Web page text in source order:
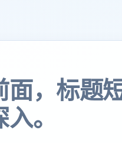
，标题
。